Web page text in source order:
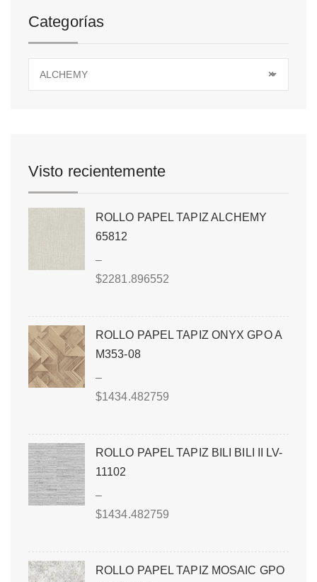
Categorías
×
ALCHEMY
Visto recientemente
ROLLO PAPEL TAPIZ ALCHEMY
65812
–
$2281.896552
ROLLO PAPEL TAPIZ ONYX GPO A
M353-08
–
$1434.482759
ROLLO PAPEL TAPIZ BILI BILI II LV-
11102
–
$1434.482759
ROLLO PAPEL TAPIZ MOSAIC GPO